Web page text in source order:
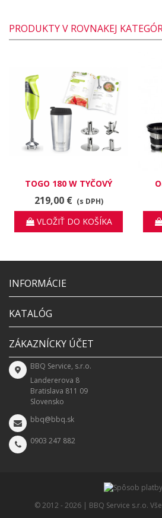
PRODUKTY V ROVNAKEJ
TOGO 180 W TYČOVÝ
MIXÉR
219,00 € (s DPH)
VLOŽIŤ DO KOŠÍKA
INFORMÁCIE
KATALÓG
ZÁKAZNÍCKY ÚČET
BBQ Service, s.r.o.
Landererova 8
Bratislava 811 09
Slovensko
bbq@bbq.sk
0903 247 882
© 2012 -2026 | BBQ Service s.r.o.